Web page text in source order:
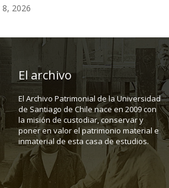
8, 2026
El archivo
El Archivo Patrimonial de la Universidad
de Santiago de Chile nace en 2009 con
la misión de custodiar, conservar y
poner en valor el patrimonio material e
inmaterial de esta casa de estudios.